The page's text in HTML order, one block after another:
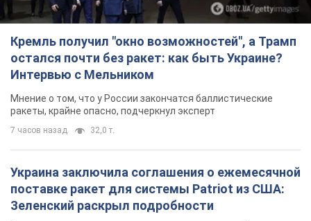
Кремль получил "окно возможностей", а Трамп
остался почти без ракет: как быть Украине?
Интервью с Мельником
Мнение о том, что у России закончатся баллистические
ракеты, крайне опасно, подчеркнул эксперт
7 часов назад 32,0 т.
Украина заключила соглашения о ежемесячной
поставке ракет для системы Patriot из США:
Зеленский раскрыл подробности